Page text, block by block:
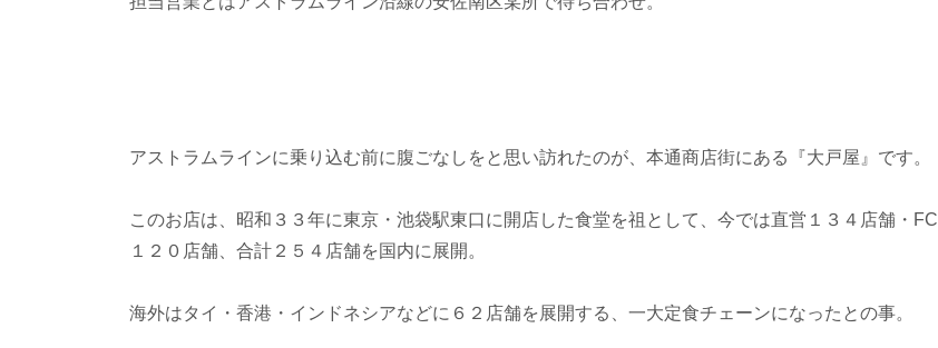
アストラムラインに乗り込む前に腹ごなしをと思い訪れたのが、本通商店街にある『大戸屋』です。
このお店は、昭和３３年に東京・池袋駅東口に開店した食堂を祖として、今では直営１３４店舗・FC
１２０店舗、合計２５４店舗を国内に展開。
海外はタイ・香港・インドネシアなどに６２店舗を展開する、一大定食チェーンになったとの事。